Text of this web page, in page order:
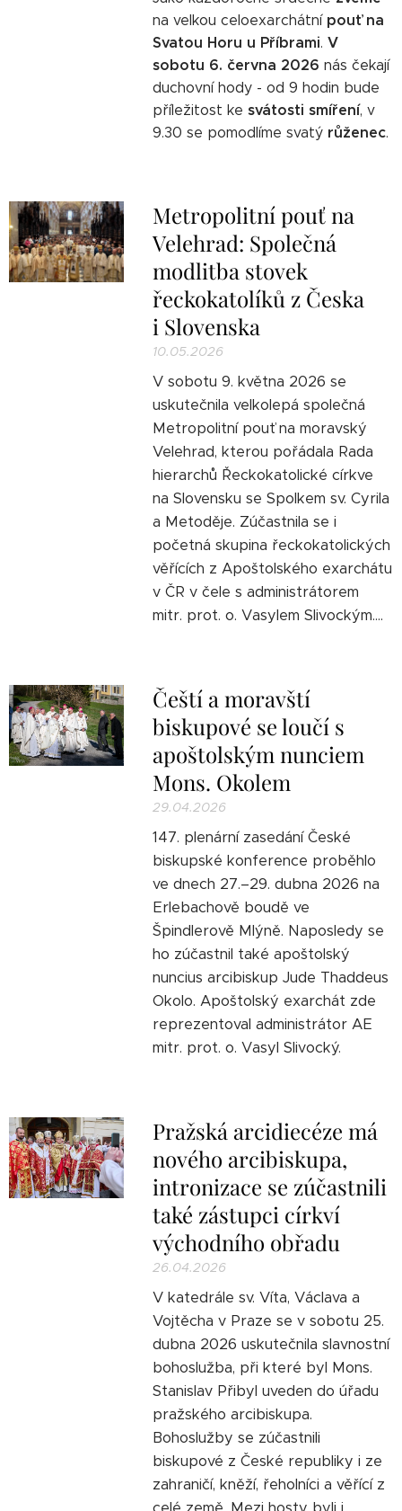
na velkou celoexarchátnípouť na
Svatou Horu u Příbrami.V
sobotu 6. června 2026 nás čekají
duchovní hody - od 9 hodin bude
příležitost kesvátosti smíření, v
9.30 se pomodlíme svatý růženec.
Metropolitní pouť na
Velehrad: Společná
modlitba stovek
řeckokatolíků z Česka
i Slovenska
10.05.2026
V sobotu 9. května 2026 se
uskutečnila velkolepá společná
Metropolitní pouť na moravský
Velehrad, kterou pořádala Rada
hierarchů Řeckokatolické církve
na Slovensku se Spolkem sv. Cyrila
a Metoděje. Zúčastnila se i
početná skupina řeckokatolických
věřících z Apoštolského exarchátu
v ČR v čele s administrátorem
mitr. prot. o. Vasylem Slivockým....
Čeští a moravští
biskupové se loučí s
apoštolským nunciem
Mons. Okolem
29.04.2026
147. plenární zasedání České
biskupské konference proběhlo
ve dnech 27.–29. dubna 2026 na
Erlebachově boudě ve
Špindlerově Mlýně. Naposledy se
ho zúčastnil také apoštolský
nuncius arcibiskup Jude Thaddeus
Okolo. Apoštolský exarchát zde
reprezentoval administrátor AE
mitr. prot. o. Vasyl Slivocký.
Pražská arcidiecéze má
nového arcibiskupa,
intronizace se zúčastnili
také zástupci církví
východního obřadu
26.04.2026
V katedrále sv. Víta, Václava a
Vojtěcha v Praze se v sobotu 25.
dubna 2026 uskutečnila slavnostní
bohoslužba, při které byl Mons.
Stanislav Přibyl uveden do úřadu
pražského arcibiskupa.
Bohoslužby se zúčastnili
biskupové z České republiky i ze
zahraničí, kněží, řeholníci a věřící z